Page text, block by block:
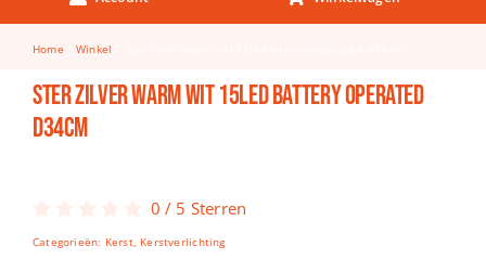
Keuken & Tafelen
Kinderfietsen
Knutselen
Puzzels
Home Winkel
Ster zilver warm wit 15led battery operated
d34cm
0 / 5 Sterren
Categorieën: Kerst, Kerstverlichting